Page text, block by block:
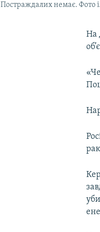
Постраждалих немає. Фото
На